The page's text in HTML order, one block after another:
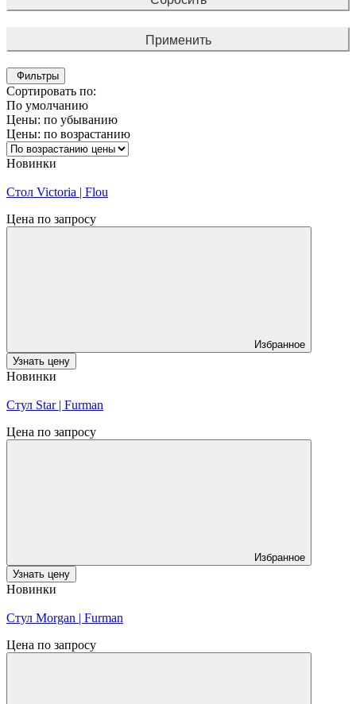
Применить
Фильтры
Сортировать по:
По умолчанию
Цены: по убыванию
Цены: по возрастанию
Новинки
Стол Victoria | Flou
Цена по запросу
Избранное
Узнать цену
Новинки
Стул Star | Furman
Цена по запросу
Избранное
Узнать цену
Новинки
Стул Morgan | Furman
Цена по запросу